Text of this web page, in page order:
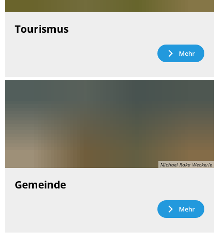
Tourismus
Mehr
Michael Raka Weckerle
Gemeinde
Mehr